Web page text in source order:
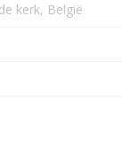
kerk, België